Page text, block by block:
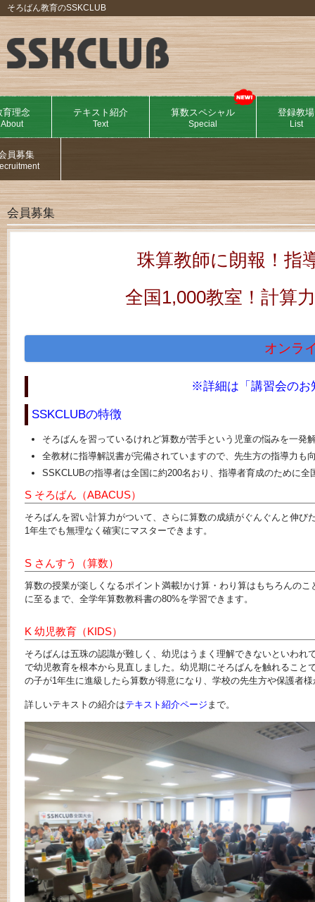
そろばん教育のSSKCLUB
育理念
About
テキスト紹介
Text
算数スペシャル
Special
登録教場
List
員募集
会員募集
珠算教師に朗報！指
全国1,000教室！計算
オンラ
※詳細は「講習会のお
SSKCLUBの特徴
そろばんを習っているけれど算数が苦手という児童の悩みを一発
全教材に指導解説書が完備されていますので、先生方の指導力も
SSKCLUBの指導者は全国に約200名おり、指導者育成のために
S そろばん（ABACUS）
そろばんを習い計算力がついて、さらに算数の成績がぐんぐんと伸
1年生でも無理なく確実にマスターできます。
S さんすう（算数）
算数の授業が楽しくなるポイント満載!かけ算・わり算はもちろんの
に至るまで、全学年算数教科書の80%を学習できます。
K 幼児教育（KIDS）
そろばんは五珠の認識が難しく、幼児はうまく理解できないといわ
で幼児教育を根本から見直しました。幼児期にそろばんを触れるこ
の子が1年生に進級したら算数が得意になり、学校の先生方や保護者
詳しいテキストの紹介はテキスト紹介ページ まで。